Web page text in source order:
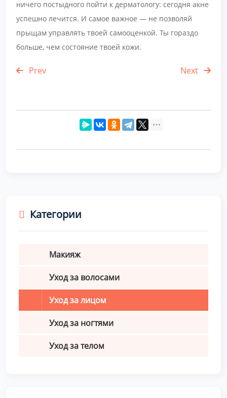
ничего постыдного пойти к дерматологу: сегодня акне
успешно лечится. И самое важное — не позволяй
прыщам управлять твоей самооценкой. Ты гораздо
больше, чем состояние твоей кожи.
Prev Next
Категории
Макияж
Уход за волосами
Уход за лицом
Уход за ногтями
Уход за телом